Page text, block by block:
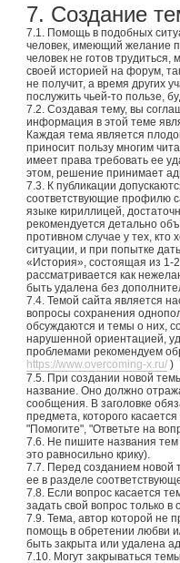
7. Создание
7.1. Помощь в подобных
человек, имеющий желание
человек не готов
своей историей на форум,
не получит, а время других
послужить чьей-то пользе,
7.2. Создавая тему, вы
информация в этой теме
Каждая тема является
приносит пользу многим
имеет права требовать ее
этом, решение принимает
7.3. К публикации
соответствующие профилю
языке кириллицей,
рекомендуется детально
противном случае у тех, кто
ситуации, и при попытке
«История», состоящая из 1-
рассматривается как
быть удалена без
7.4. Темой сайта является
вопросы сохранения
обсуждаются и темы о них,
нарушенной ориентацией,
проблемами рекомендуем
https://www.overcoming-x.ru/ )
7.5. При создании новой
название. Оно должно
сообщения. В заголовке
предмета, которого
"Помогите", "Ответьте на
7.6. Не пишите названия
это равносильно крику).
7.7. Перед созданием новой
ее в разделе
7.8. Если вопрос касается
задать свой вопрос только в
7.9. Тема, автор которой не
помощь в обретении любви
быть закрыта или удалена
7.10. Могут закрываться